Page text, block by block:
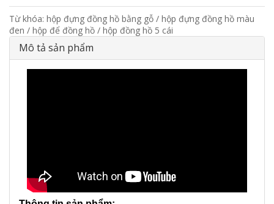
Từ khóa: hộp đựng đồng hồ bằng gỗ / hộp đựng đồng hồ màu
đen / hộp để đồng hồ / hộp đồng hồ 5 cái
Mô tả sản phẩm